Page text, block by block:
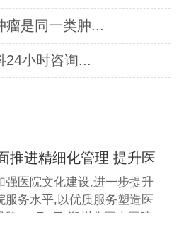
瘤是同一类肿...
24小时咨询...
推进精细化管理 提升医
强医院文化建设,进一步提升
服务水平,以优质服务塑造医
牌,11月5日,郑州华医大医院